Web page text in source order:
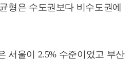
형은 수도권보다 비수도권에
서울이 2.5% 수준이었고 부산